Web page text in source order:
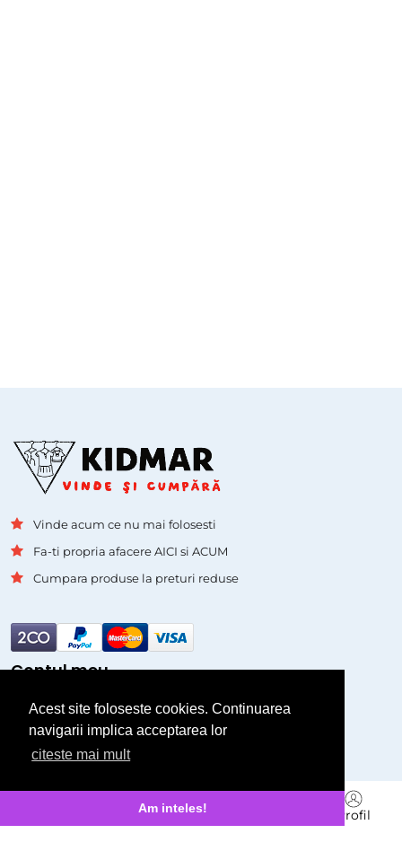
Acest site foloseste cookies. Continuarea
navigarii implica acceptarea lor
citeste mai mult
Am inteles!
Vinde acum ce nu mai folosesti
Fa-ti propria afacere AICI si ACUM
Cumpara produse la preturi reduse
Contul meu
Autentificare
Inregistrare
Pagini
Asistenta
Cauta Vinde Profil